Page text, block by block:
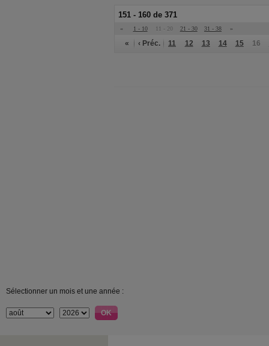
151 - 160 de 371
« 1 - 10 11 - 20 21 - 30 31 - 38 »
« ‹ Préc. 11 12 13 14 15 16
Sélectionner un mois et une année :